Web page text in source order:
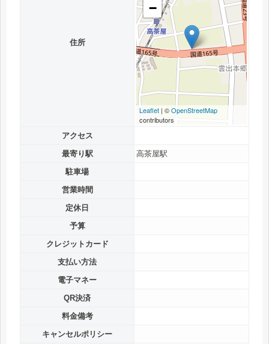
住所
−
Leaflet | ©OpenStreetMap
contributors
アクセス
最寄り駅
高茶屋駅
駐車場
営業時間
定休日
予算
クレジットカード
支払い方法
電子マネー
QR決済
料金備考
キャンセルポリシー